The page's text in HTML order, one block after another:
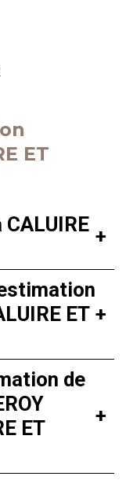
ET
ET
de
ET